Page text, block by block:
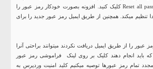
و روی گزینه ی Reset all passwords کلیک کنید. افزونه بصورت خودکار رمز عبور را
تنظیم میکند. همچنین از طریق ایمیل رمز عبور جدید را برای
عبور را از طریق ایمیل دریافت نکردند میتوانند براحتی آنرا
که باید انجام دهند کلیک بر روی لینک فراموشی رمز عبور
تمام رمز عبورها توصیه میکنیم کلید امنیت وردپرس به